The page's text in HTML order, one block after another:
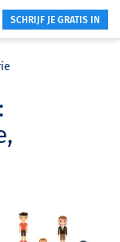
SCHRIJF JE GRATIS IN